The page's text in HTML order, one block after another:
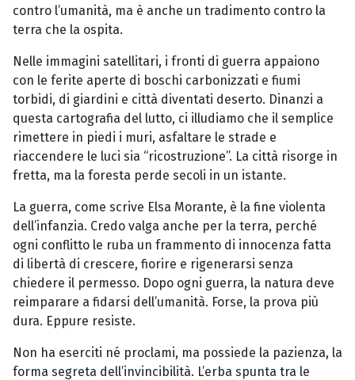
contro l’umanità, ma è anche un tradimento contro la
terra che la ospita.
Nelle immagini satellitari, i fronti di guerra appaiono
con le ferite aperte di boschi carbonizzati e fiumi
torbidi, di giardini e città diventati deserto. Dinanzi a
questa cartografia del lutto, ci illudiamo che il semplice
rimettere in piedi i muri, asfaltare le strade e
riaccendere le luci sia “ricostruzione”. La città risorge in
fretta, ma la foresta perde secoli in un istante.
La guerra, come scrive Elsa Morante, è la fine violenta
dell’infanzia. Credo valga anche per la terra, perché
ogni conflitto le ruba un frammento di innocenza fatta
di libertà di crescere, fiorire e rigenerarsi senza
chiedere il permesso. Dopo ogni guerra, la natura deve
reimparare a fidarsi dell’umanità. Forse, la prova più
dura. Eppure resiste.
Non ha eserciti né proclami, ma possiede la pazienza, la
forma segreta dell’invincibilità. L’erba spunta tra le